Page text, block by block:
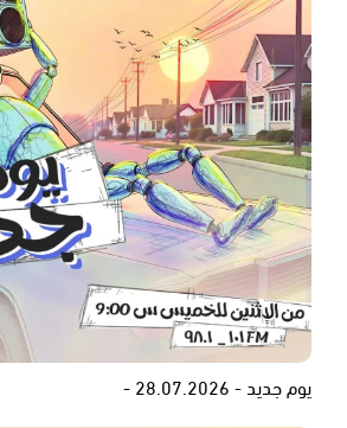
يوم جديد - 28.07.2026 -